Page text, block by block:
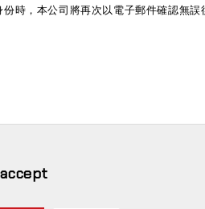
份時，本公司將再次以電子郵件確認